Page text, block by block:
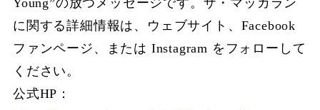
に関する詳細情報は、ウェブサイト、Facebook
ファンページ、または Instagram をフォローして
ください。
公式HP：